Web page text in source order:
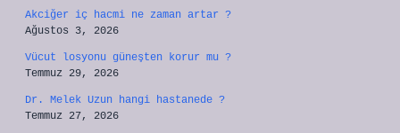
Akciğer iç hacmi ne zaman artar ?
Ağustos 3, 2026
Vücut losyonu güneşten korur mu ?
Temmuz 29, 2026
Dr. Melek Uzun hangi hastanede ?
Temmuz 27, 2026